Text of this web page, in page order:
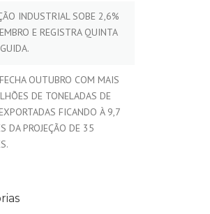
INDUSTRIAL SOBE 2,6%
E REGISTRA QUINTA
OUTUBRO COM MAIS
DE TONELADAS DE
FICANDO À 9,7
DA PROJEÇÃO DE 35